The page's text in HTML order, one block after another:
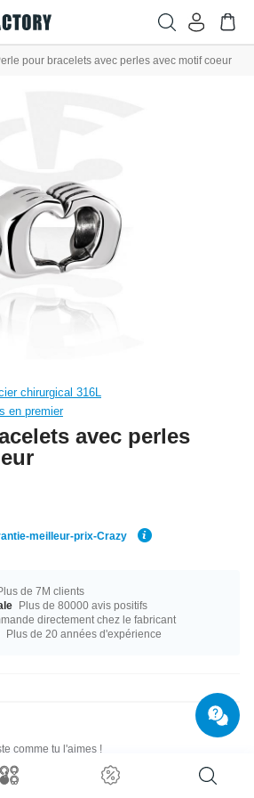
pour bracelets avec perles avec motif coeur
chirurgical 316L
en premier
avec perles
meilleur-prix-Crazy
de 7M clients
Plus de 80000 avis positifs
directement chez le fabricant
Plus de 20 années d'expérience
comme tu l'aimes !